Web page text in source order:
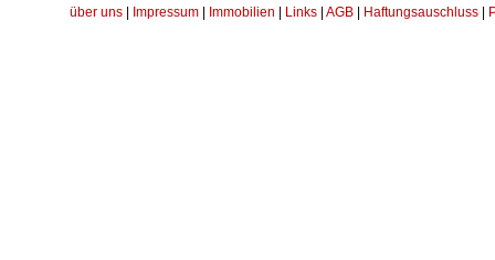
über uns Impressum Immobilien Links AGB Haftungsauschluss